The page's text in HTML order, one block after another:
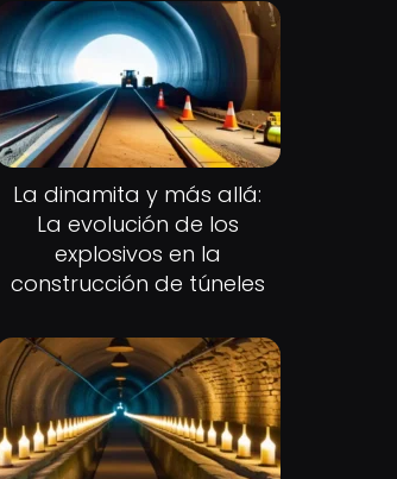
La dinamita y más allá:
La evolución de los
explosivos en la
construcción de túneles